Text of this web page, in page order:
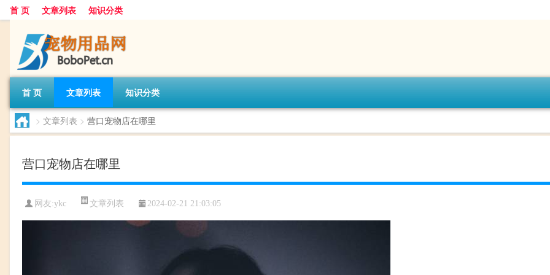
首 页 文章列表 知识分类
首 页 文章列表 知识分类
> 文章列表 > 营口宠物店在哪里
营口宠物店在哪里
网友:ykc 文章列表 2024-02-21 21:03:05